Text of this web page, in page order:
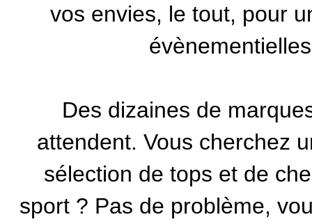
vos envies, le tout, pour
évènementielles
Des dizaines de
attendent. Vous cherchez
sélection de tops et de
sport ? Pas de problème,